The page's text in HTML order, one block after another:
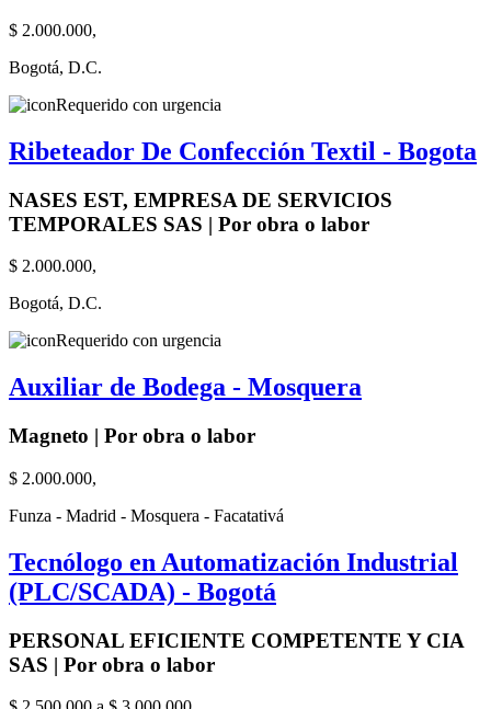
$ 2.000.000,
Bogotá, D.C.
Requerido con urgencia
Ribeteador De Confección Textil - Bogota
NASES EST, EMPRESA DE SERVICIOS
TEMPORALES SAS | Por obra o labor
$ 2.000.000,
Bogotá, D.C.
Requerido con urgencia
Auxiliar de Bodega - Mosquera
Magneto | Por obra o labor
$ 2.000.000,
Funza - Madrid - Mosquera - Facatativá
Tecnólogo en Automatización Industrial
(PLC/SCADA) - Bogotá
PERSONAL EFICIENTE COMPETENTE Y CIA
SAS | Por obra o labor